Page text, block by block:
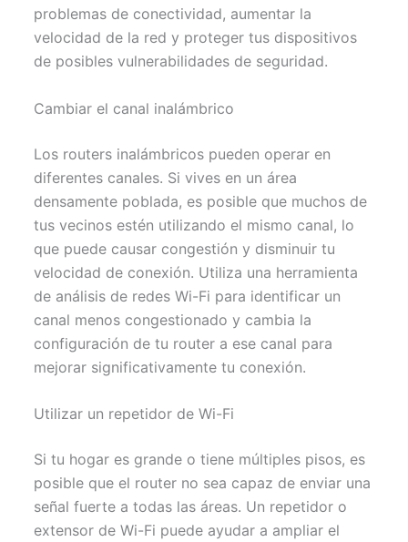
problemas de conectividad, aumentar la
velocidad de la red y proteger tus dispositivos
de posibles vulnerabilidades de seguridad.
Cambiar el canal inalámbrico
Los routers inalámbricos pueden operar en
diferentes canales. Si vives en un área
densamente poblada, es posible que muchos de
tus vecinos estén utilizando el mismo canal, lo
que puede causar congestión y disminuir tu
velocidad de conexión. Utiliza una herramienta
de análisis de redes Wi-Fi para identificar un
canal menos congestionado y cambia la
configuración de tu router a ese canal para
mejorar significativamente tu conexión.
Utilizar un repetidor de Wi-Fi
Si tu hogar es grande o tiene múltiples pisos, es
posible que el router no sea capaz de enviar una
señal fuerte a todas las áreas. Un repetidor o
extensor de Wi-Fi puede ayudar a ampliar el